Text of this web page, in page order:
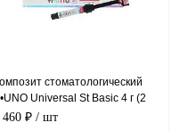
стоматологический
Universal St Basic 4 г (2
YAMAKIN
460 ₽ / шт